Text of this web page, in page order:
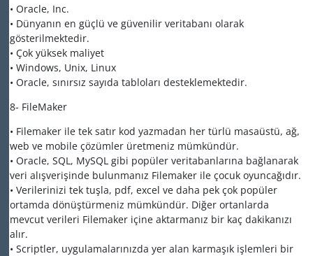
• Oracle, Inc.
• Dünyanın en güçlü ve güvenilir veritabanı olarak
gösterilmektedir.
• Çok yüksek maliyet
• Windows, Unix, Linux
• Oracle, sınırsız sayıda tabloları desteklemektedir.
8- FileMaker
• Filemaker ile tek satır kod yazmadan her türlü masaüstü, ağ,
web ve mobile çözümler üretmeniz mümkündür.
• Oracle, SQL, MySQL gibi popüler veritabanlarına bağlanarak
veri alışverişinde bulunmanız Filemaker ile çocuk oyuncağıdır.
• Verilerinizi tek tuşla, pdf, excel ve daha pek çok popüler
ortamda dönüştürmeniz mümkündür. Diğer ortanlarda
mevcut verileri Filemaker içine aktarmanız bir kaç dakikanızı
alır.
• Scriptler, uygulamalarınızda yer alan karmaşık işlemleri bir